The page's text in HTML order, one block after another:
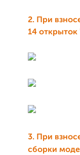
2. При
14
3. При
сборки